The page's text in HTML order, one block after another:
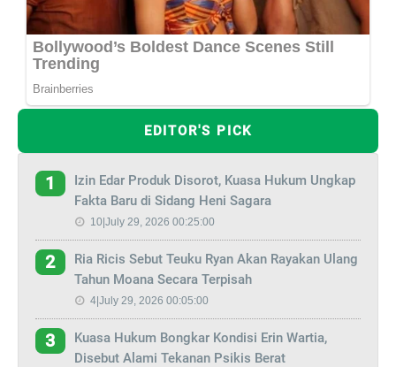
EDITOR'S PICK
1
Izin Edar Produk Disorot, Kuasa Hukum Ungkap
Fakta Baru di Sidang Heni Sagara
10|July 29, 2026 00:25:00
2
Ria Ricis Sebut Teuku Ryan Akan Rayakan Ulang
Tahun Moana Secara Terpisah
4|July 29, 2026 00:05:00
3
Kuasa Hukum Bongkar Kondisi Erin Wartia,
Disebut Alami Tekanan Psikis Berat